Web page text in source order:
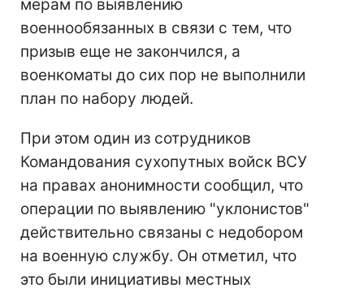
мерам по выявлению
военнообязанных в связи с тем, что
призыв еще не закончился, а
военкоматы до сих пор не выполнили
план по набору людей.
При этом один из сотрудников
Командования сухопутных войск ВСУ
на правах анонимности сообщил, что
операции по выявлению "уклонистов"
действительно связаны с недобором
на военную службу. Он отметил, что
это были инициативы местных